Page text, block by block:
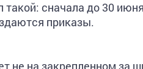
такой: сначала до 30
приказы.
не на закрепленном за